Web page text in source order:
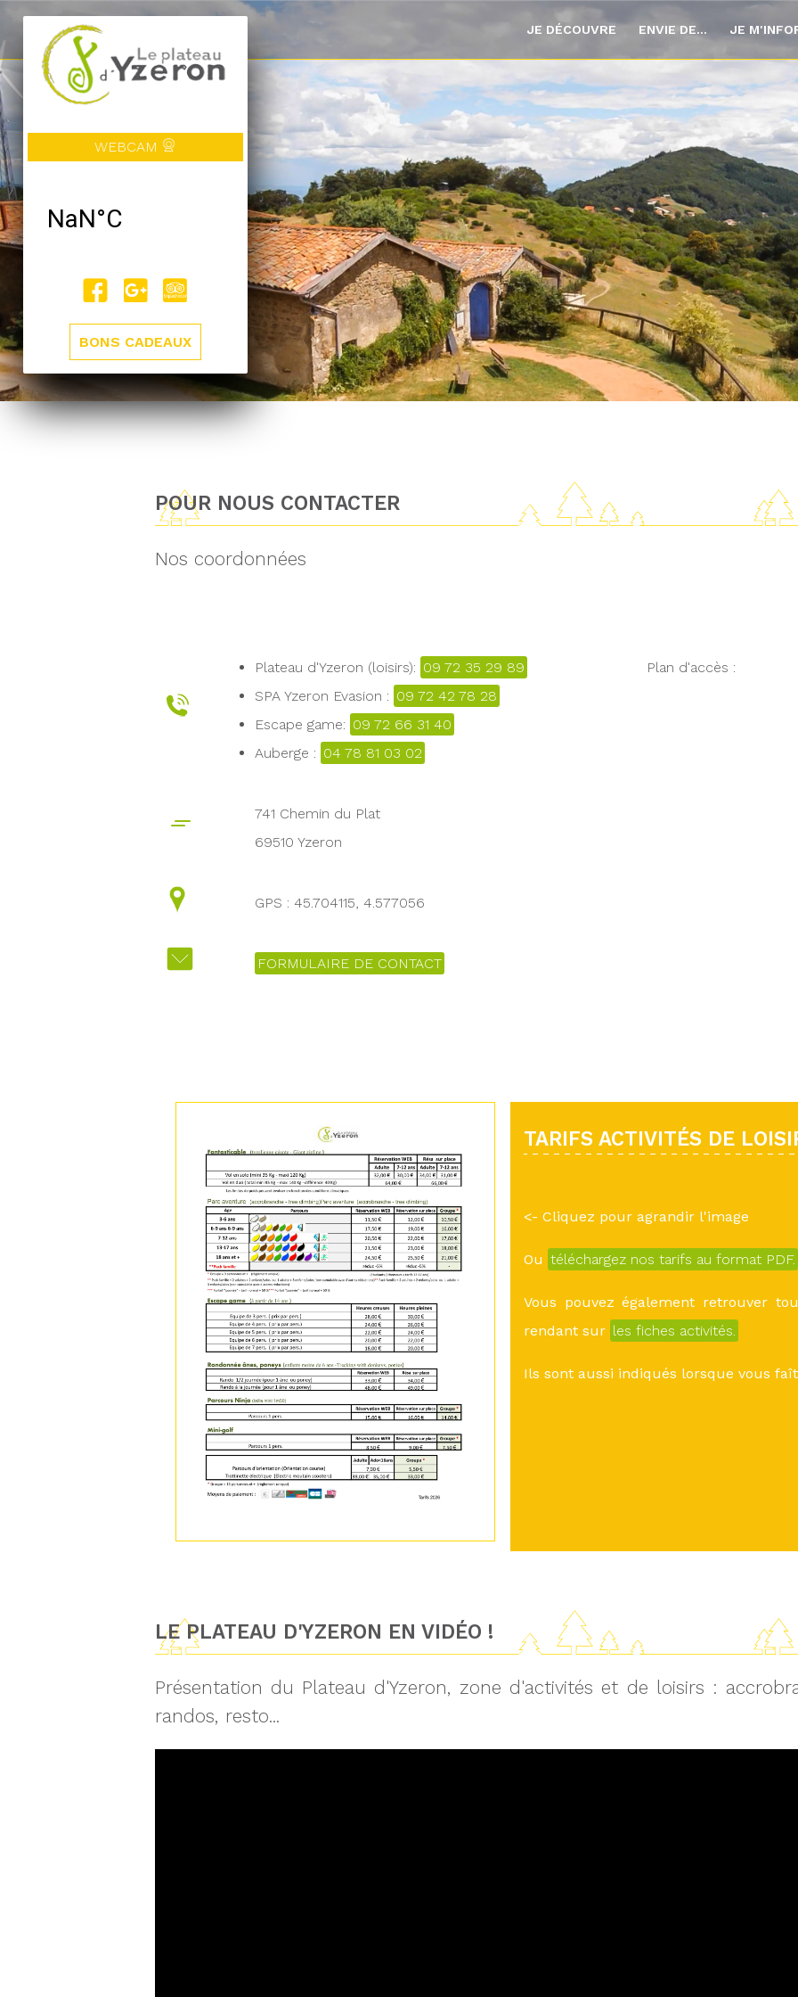
WEBCAM
BONS CADEAUX
JE DÉCOUVRE ENVIE DE... JE
POUR NOUS CONTACTER
Nos coordonnées
Plateau d'Yzeron (loisirs): 09 72 35 29 89
SPA Yzeron Evasion : 09 72 42 78 28
Escape game: 09 72 66 31 40
Auberge : 04 78 81 03 02
Plan d'accès :
741 Chemin du Plat
69510 Yzeron
GPS : 45.704115, 4.577056
FORMULAIRE DE CONTACT
TARIFS ACTIVITÉS DE
<- Cliquez pour agrandir l'image
Ou téléchargez nos tarifs au format PDF.
Vous pouvez également retrouver
rendant sur les fiches activités.
Ils sont aussi indiqués lorsque vous
LE PLATEAU D'YZERON EN VIDÉO !
Présentation du Plateau d'Yzeron, zone d'activités et de loisirs :
randos, resto...